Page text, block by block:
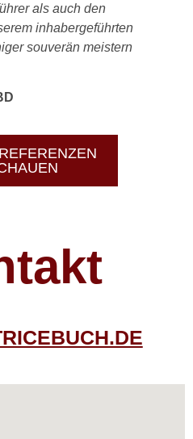
als auch den
inhabergeführten
souverän meistern